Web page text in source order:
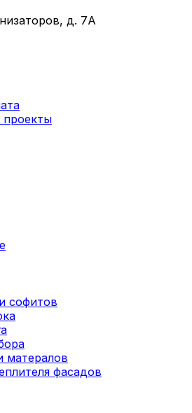
д. 7А
проекты
софитов
матералов
фасадов